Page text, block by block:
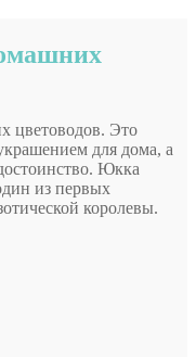
цветоводов. Это
для дома, а
Юкка
из первых
королевы.